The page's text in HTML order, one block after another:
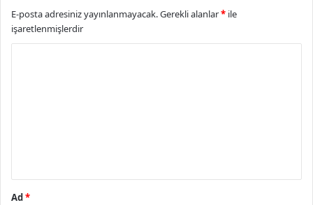
E-posta adresiniz yayınlanmayacak.Gerekli alanlar* ile
işaretlenmişlerdir
Ad *